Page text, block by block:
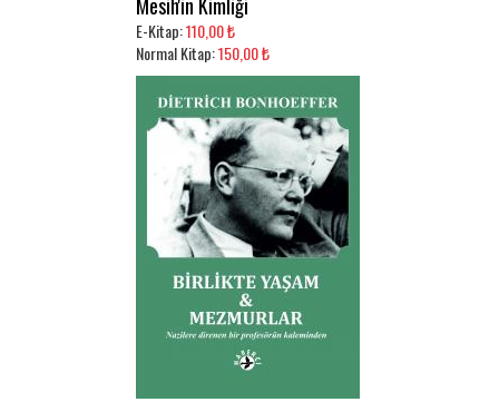
E-Kitap:110,00 ₺
Normal Kitap:150,00 ₺